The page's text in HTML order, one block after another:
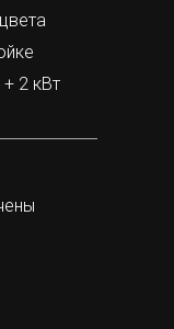
2 кВт